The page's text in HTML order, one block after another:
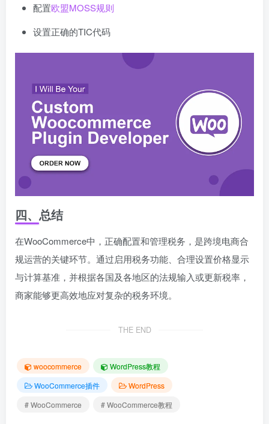
配置欧盟MOSS规则
设置正确的TIC代码
四、总结
在WooCommerce中，正确配置和管理税务，是跨境电商合
规运营的关键环节。通过启用税务功能、合理设置价格显示
与计算基准，并根据各国及各地区的法规输入或更新税率，
商家能够更高效地应对复杂的税务环境。
THE END
woocommerce
WordPress教程
WooCommerce插件
WordPress
# WooCommerce
# WooCommerce教程